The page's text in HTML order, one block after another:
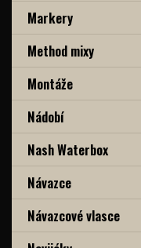
Markery
Method mixy
Montáže
Nádobí
Nash Waterbox
Návazce
Návazcové vlasce